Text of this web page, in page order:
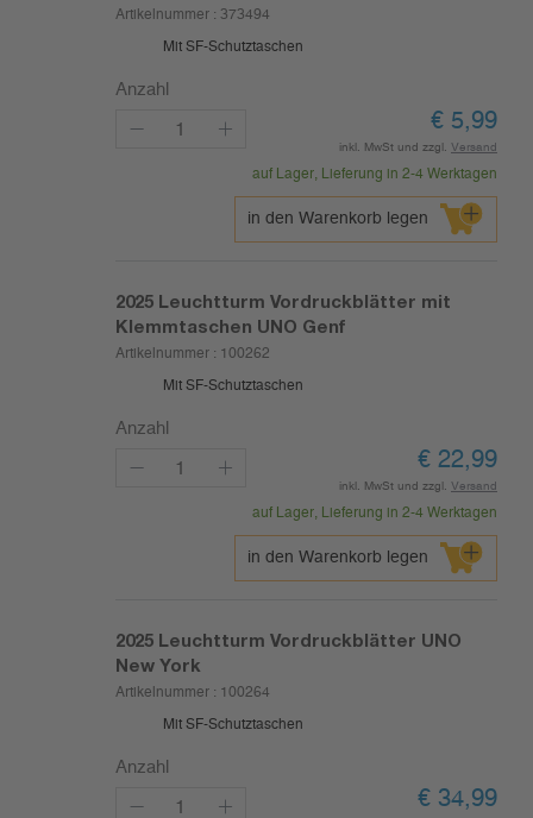
Artikelnummer : 373494
Mit SF-Schutztaschen
Anzahl
€ 5,99
inkl. MwSt und zzgl. Versand
auf Lager, Lieferung in 2-4 Werktagen
in den Warenkorb legen
2025 Leuchtturm Vordruckblätter mit
Klemmtaschen UNO Genf
Artikelnummer : 100262
Mit SF-Schutztaschen
Anzahl
€ 22,99
inkl. MwSt und zzgl. Versand
auf Lager, Lieferung in 2-4 Werktagen
in den Warenkorb legen
2025 Leuchtturm Vordruckblätter UNO
New York
Artikelnummer : 100264
Mit SF-Schutztaschen
Anzahl
€ 34,99